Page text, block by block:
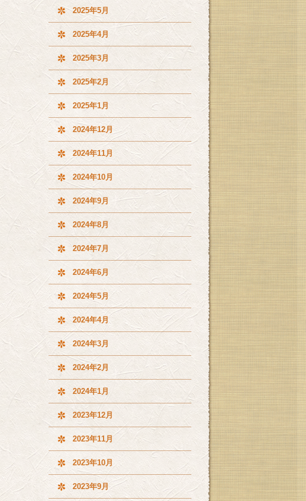
2025年5月
2025年4月
2025年3月
2025年2月
2025年1月
2024年12月
2024年11月
2024年10月
2024年9月
2024年8月
2024年7月
2024年6月
2024年5月
2024年4月
2024年3月
2024年2月
2024年1月
2023年12月
2023年11月
2023年10月
2023年9月